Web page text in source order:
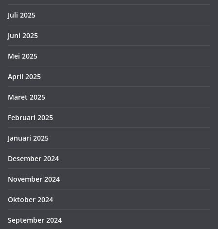
Juli 2025
Juni 2025
Mei 2025
April 2025
Maret 2025
Februari 2025
Januari 2025
Desember 2024
November 2024
Oktober 2024
September 2024